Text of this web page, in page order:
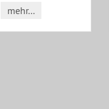
mehr...